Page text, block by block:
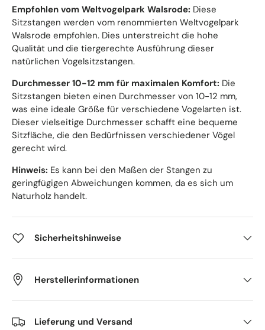
Empfohlen vom Weltvogelpark Walsrode: Diese
Sitzstangen werden vom renommierten Weltvogelpark
Walsrode empfohlen. Dies unterstreicht die hohe
Qualität und die tiergerechte Ausführung dieser
natürlichen Vogelsitzstangen.
Durchmesser 10-12 mm für maximalen Komfort: Die
Sitzstangen bieten einen Durchmesser von 10-12 mm,
was eine ideale Größe für verschiedene Vogelarten ist.
Dieser vielseitige Durchmesser schafft eine bequeme
Sitzfläche, die den Bedürfnissen verschiedener Vögel
gerecht wird.
Hinweis: Es kann bei den Maßen der Stangen zu
geringfügigen Abweichungen kommen, da es sich um
Naturholz handelt.
Sicherheitshinweise
Herstellerinformationen
Lieferung und Versand